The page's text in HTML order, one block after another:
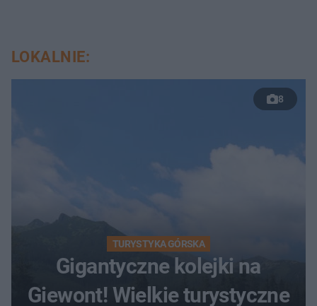
LOKALNIE:
8
TURYSTYKA GÓRSKA
Gigantyczne kolejki na
Giewont! Wielkie turystyczne